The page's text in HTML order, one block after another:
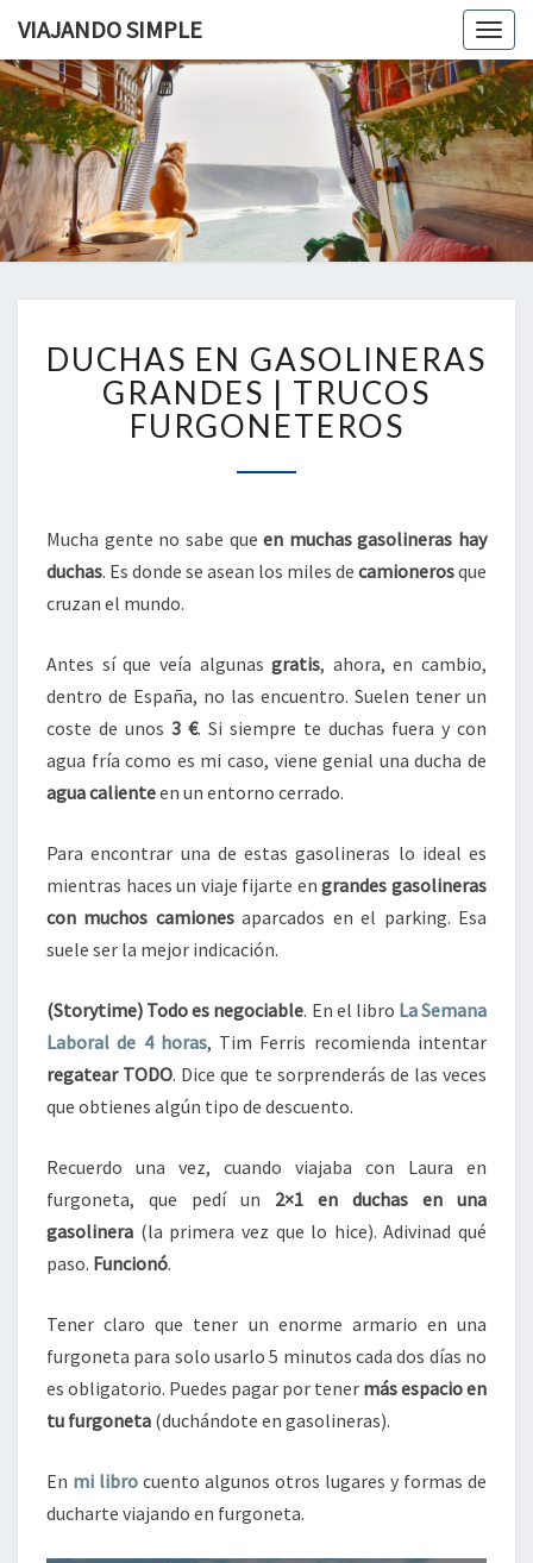
VIAJANDO SIMPLE
SIMPLE
Viviendo
En Un
Camión
Por
Europa
EN
GASOLINERAS
GRANDES
|
DUCHAS EN GASOLINERAS
GRANDES | TRUCOS
FURGONETEROS
Mucha gente no sabe queen muchas gasolineras hay
duchas. Es donde se asean los miles de camionerosque
cruzan el mundo.
Antes sí que veía algunasgratis, ahora, en cambio,
dentro de España, no las encuentro. Suelen tener un
coste de unos 3 €. Si siempre te duchas fuera y con
agua fría como es mi caso, viene genial una ducha de
agua calienteen un entorno cerrado.
Para encontrar una de estas gasolineras lo ideal es
mientras haces un viaje fijarte engrandes gasolineras
con muchos camionesaparcados en el parking. Esa
suele ser la mejor indicación.
(Storytime) Todo es negociable. En el libro La Semana
Laboral de 4 horas, Tim Ferris recomienda intentar
regatear TODO. Dice que te sorprenderás de las veces
que obtienes algún tipo de descuento.
Recuerdo una vez, cuando viajaba con Laura en
furgoneta, que pedí un 2×1 en duchas en una
gasolinera (la primera vez que lo hice). Adivinad qué
paso. Funcionó.
Tener claro que tener un enorme armario en una
furgoneta para solo usarlo 5 minutos cada dos días no
es obligatorio. Puedes pagar por tener más espacio en
tu furgoneta (duchándote en gasolineras).
En mi libro cuento algunos otros lugares y formas de
ducharte viajando en furgoneta.